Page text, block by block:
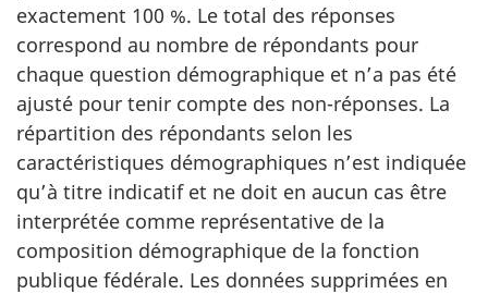
exactement 100 %. Le total des réponses
correspond au nombre de répondants pour
chaque question démographique et n’a pas été
ajusté pour tenir compte des non-réponses. La
répartition des répondants selon les
caractéristiques démographiques n’est indiquée
qu’à titre indicatif et ne doit en aucun cas être
interprétée comme représentative de la
composition démographique de la fonction
publique fédérale. Les données supprimées en